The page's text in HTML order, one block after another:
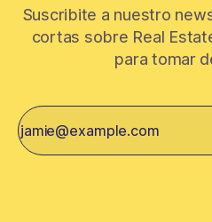
Suscribite a nuestro
cortas sobre Real
para tomar